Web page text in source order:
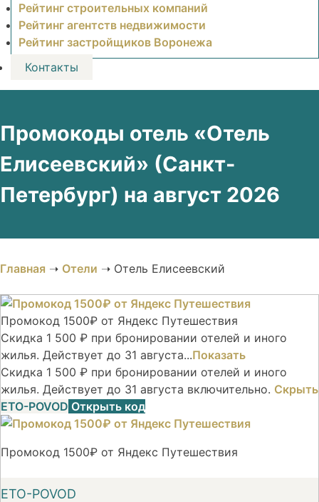
Рейтинг строительных компаний
Рейтинг агентств недвижимости
Рейтинг застройщиков Воронежа
Контакты
Промокоды отель «Отель
Елисеевский» (Санкт-
Петербург) на август 2026
Главная ➝ Отели ➝ Отель Елисеевский
Промокод 1500₽ от Яндекс Путешествия
Скидка 1 500 ₽ при бронировании отелей и иного
жилья. Действует до 31 августа...Показать
Скидка 1 500 ₽ при бронировании отелей и иного
жилья. Действует до 31 августа включительно. Скрыть
ETO-POVOD Открыть код
Промокод 1500₽ от Яндекс Путешествия
ETO-POVOD